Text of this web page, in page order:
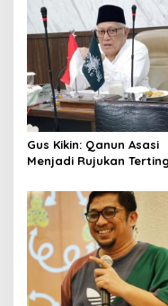
Gus Kikin: Qanun Asasi
Menjadi Rujukan